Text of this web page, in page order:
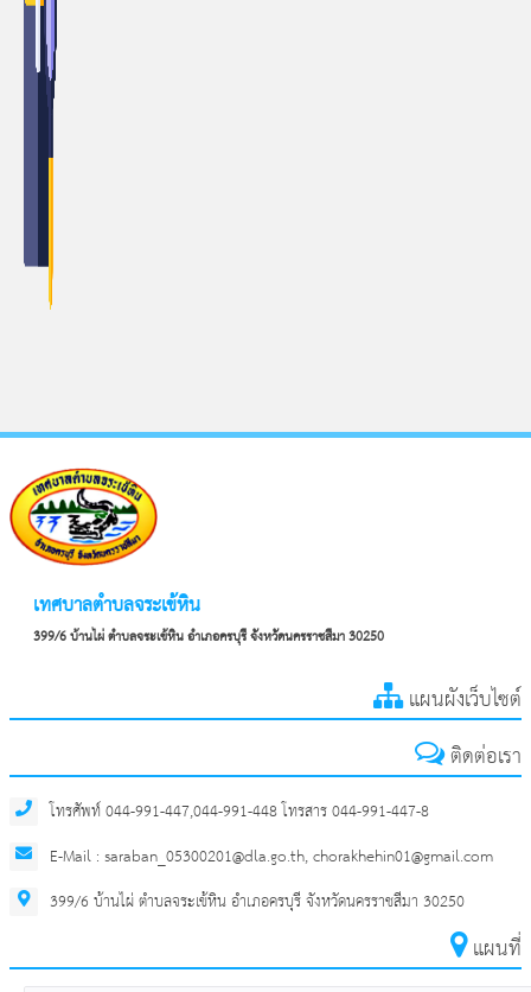
เทศบาลตำบลจระเข้หิน
399/6 บ้านไผ่ ตำบลจระเข้หิน อำเภอครบุรี จังหวัดนครราชสีมา 30250
แผนผังเว็บไซต์
ติดต่อเรา
โทรศัพท์ 044-991-447,044-991-448 โทรสาร 044-991-447-8
E-Mail : saraban_05300201@dla.go.th, chorakhehin01@gmail.com
399/6 บ้านไผ่ ตำบลจระเข้หิน อำเภอครบุรี จังหวัดนครราชสีมา 30250
แผนที่